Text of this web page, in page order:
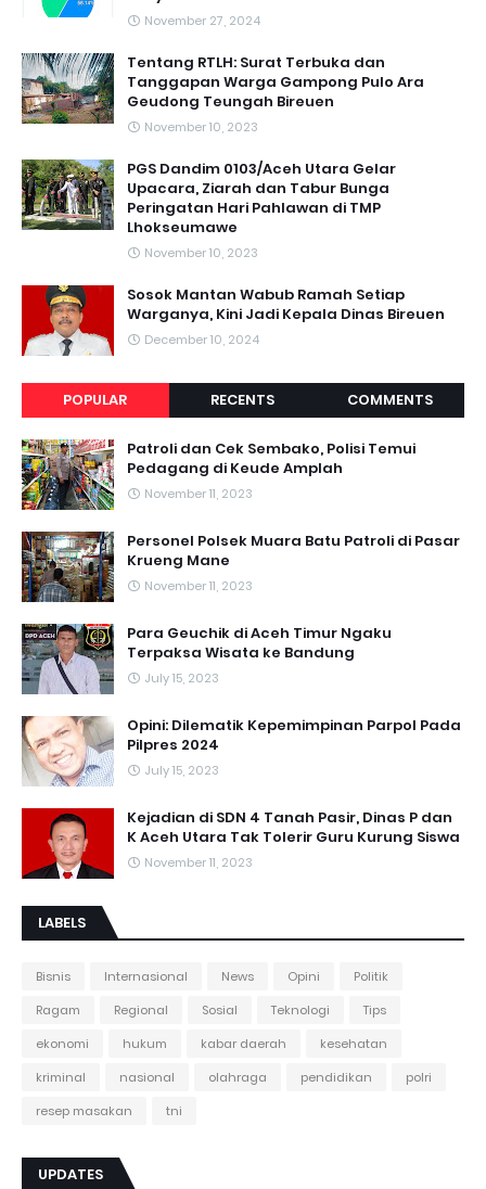
November 27, 2024
Tentang RTLH: Surat Terbuka dan
Tanggapan Warga Gampong Pulo Ara
Geudong Teungah Bireuen
November 10, 2023
PGS Dandim 0103/Aceh Utara Gelar
Upacara, Ziarah dan Tabur Bunga
Peringatan Hari Pahlawan di TMP
Lhokseumawe
November 10, 2023
Sosok Mantan Wabub Ramah Setiap
Warganya, Kini Jadi Kepala Dinas Bireuen
December 10, 2024
POPULAR RECENTS COMMENTS
Patroli dan Cek Sembako, Polisi Temui
Pedagang di Keude Amplah
November 11, 2023
Personel Polsek Muara Batu Patroli di Pasar
Krueng Mane
November 11, 2023
Para Geuchik di Aceh Timur Ngaku
Terpaksa Wisata ke Bandung
July 15, 2023
Opini: Dilematik Kepemimpinan Parpol Pada
Pilpres 2024
July 15, 2023
Kejadian di SDN 4 Tanah Pasir, Dinas P dan
K Aceh Utara Tak Tolerir Guru Kurung Siswa
November 11, 2023
LABELS
Bisnis Internasional News Opini
Politik
Ragam
Regional Sosial Teknologi
Tips
ekonomi
hukum kabar daerah
kesehatan
kriminal
nasional olahraga pendidikan
polri
resep masakan
tni
UPDATES